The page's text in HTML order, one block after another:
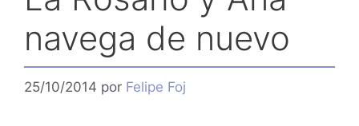
navega de nuevo
25/10/2014 por Felipe Foj